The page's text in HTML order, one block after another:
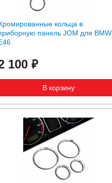
кольца в
панель JOM для BMW
100